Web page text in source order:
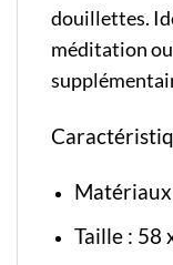
douillettes.
méditation
Taille : 58